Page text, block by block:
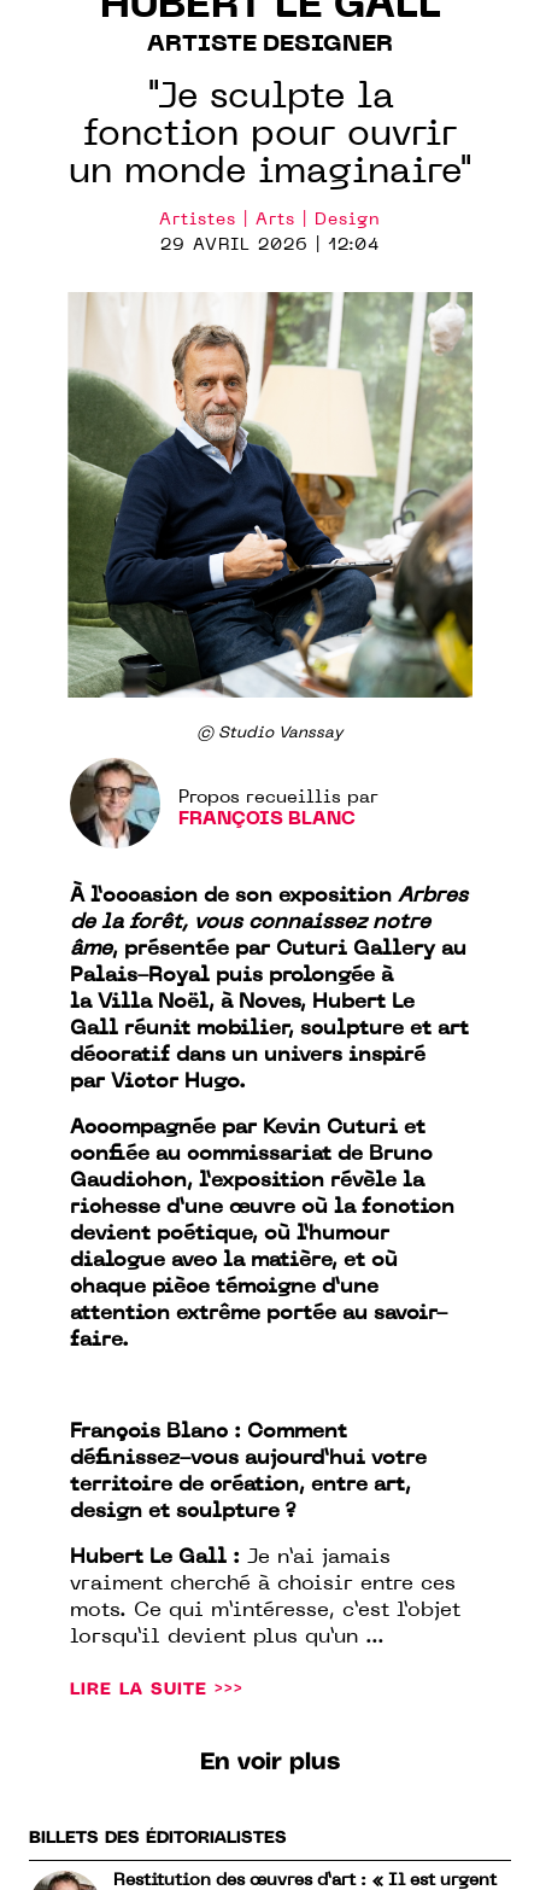
ARTISTE DESIGNER
"Je sculpte la
fonction pour ouvrir
un monde imaginaire"
Artistes | Arts | Design
29 AVRIL 2026 | 12:04
© Studio Vanssay
Propos recueillis par
FRANÇOIS BLANC
À l’occasion de son exposition Arbres
de la forêt, vous connaissez notre
âme, présentée par Cuturi Gallery au
Palais-Royal puis prolongée à
la Villa Noël, à Noves, Hubert Le
Gall réunit mobilier, sculpture et art
décoratif dans un univers inspiré
par Victor Hugo.
Accompagnée par Kevin Cuturi et
confiée au commissariat de Bruno
Gaudichon, l’exposition révèle la
richesse d’une œuvre où la fonction
devient poétique, où l’humour
dialogue avec la matière, et où
chaque pièce témoigne d’une
attention extrême portée au savoir-
faire.
François Blanc : Comment
définissez-vous aujourd’hui votre
territoire de création, entre art,
design et sculpture ?
Hubert Le Gall : Je n’ai jamais
vraiment cherché à choisir entre ces
mots. Ce qui m’intéresse, c’est l’objet
lorsqu’il devient plus qu’un ...
LIRE LA SUITE >>>
En voir plus
BILLETS DES ÉDITORIALISTES
Restitution des œuvres d’art : « Il est urgent